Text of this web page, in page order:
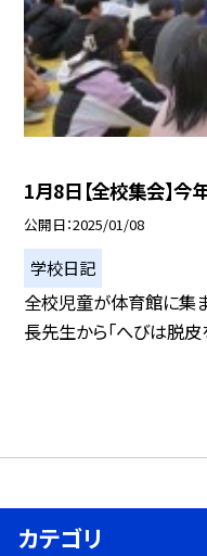
1月8日【全校集会】今
公開日 2025/01/08
学校日記
全校児童が体育館に集
長先生から「へびは脱皮
カテゴリ